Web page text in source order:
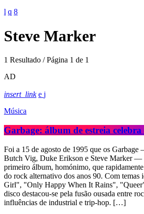
Steve Marker
1 Resultado / Página 1 de 1
AD
insert_link
Música
Garbage: álbum de estreia celebra
Foi a 15 de agosto de 1995 que os
Butch Vig, Duke Erikson e Steve Marker —
primeiro álbum, homónimo, que
do rock alternativo dos anos 90. Com temas
Girl", "Only Happy When It Rains",
disco destacou-se pela fusão ousada entre
influências de industrial e trip-hop. […]